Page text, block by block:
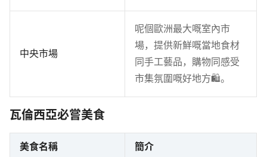
中央市場
呢個歐洲最大嘅室內市
場，提供新鮮嘅當地食材
同手工藝品，購物同感受
市集氛圍嘅好地方🛍️。
瓦倫西亞必嘗美食
美食名稱 簡介